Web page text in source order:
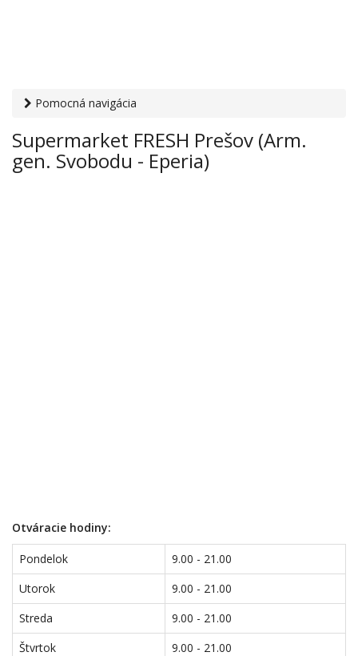
Pomocná navigácia
supermarkety› Supermarket FRESH Prešov (Arm. gen.
Svobodu - Eperia)
Supermarket FRESH Prešov (Arm.
gen. Svobodu - Eperia)
Otváracie hodiny:
Pondelok
9.00 - 21.00
Utorok
9.00 - 21.00
Streda
9.00 - 21.00
Štvrtok
9.00 - 21.00